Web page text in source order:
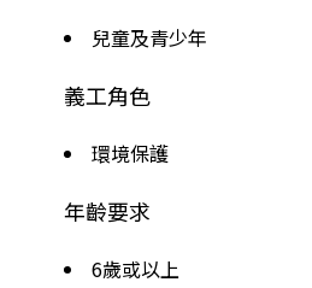
兒童及青少年
義工角色
環境保護
年齡要求
6歲或以上